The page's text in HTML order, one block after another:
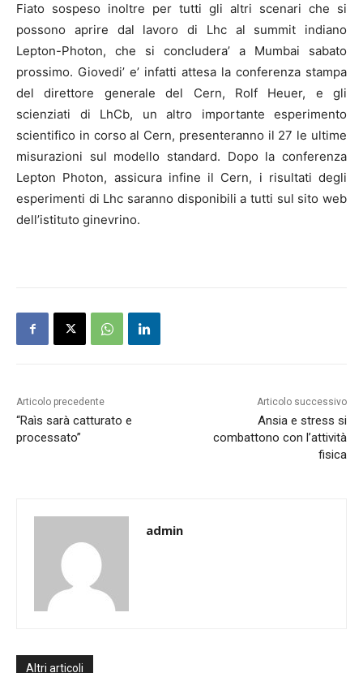
Fiato sospeso inoltre per tutti gli altri scenari che si
possono aprire dal lavoro di Lhc al summit indiano
Lepton-Photon, che si concludera’ a Mumbai sabato
prossimo. Giovedi’ e’ infatti attesa la conferenza stampa
del direttore generale del Cern, Rolf Heuer, e gli
scienziati di LhCb, un altro importante esperimento
scientifico in corso al Cern, presenteranno il 27 le ultime
misurazioni sul modello standard. Dopo la conferenza
Lepton Photon, assicura infine il Cern, i risultati degli
esperimenti di Lhc saranno disponibili a tutti sul sito web
dell’istituto ginevrino.
Articolo precedente
“Raìs sarà catturato e
processato”
Articolo successivo
Ansia e stress si
combattono con l’attività
fisica
admin
Altri articoli